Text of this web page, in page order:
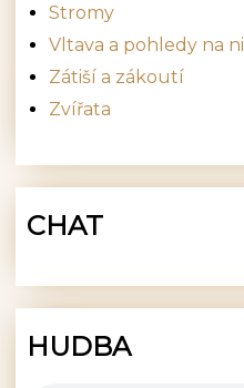
Stromy
Vltava a pohledy na ni
Zátiší a zákoutí
Zvířata
CHAT
HUDBA